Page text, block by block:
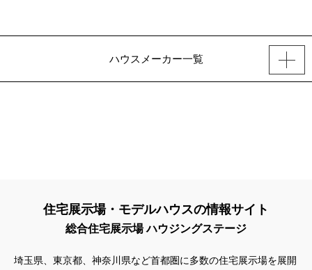
ハウスメーカー一覧
住宅展示場・モデルハウスの情報サイト
総合住宅展示場 ハウジングステージ
埼玉県、東京都、神奈川県など首都圏に多数の住宅展示場を展開